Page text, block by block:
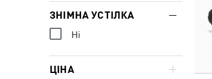
ЗНІМНА УСТІЛКА
Ні
ЦІНА